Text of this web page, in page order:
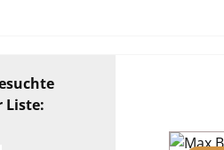
Liste: